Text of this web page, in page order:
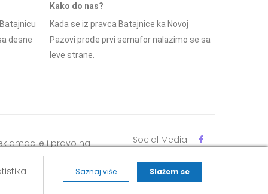
desne
Kako do nas?
Kada se iz pravca Batajnice ka Novoj
Pazovi prođe prvi semafor nalazimo se sa
leve strane.
i pravo na
Social Media
Saznaj više Slažem se